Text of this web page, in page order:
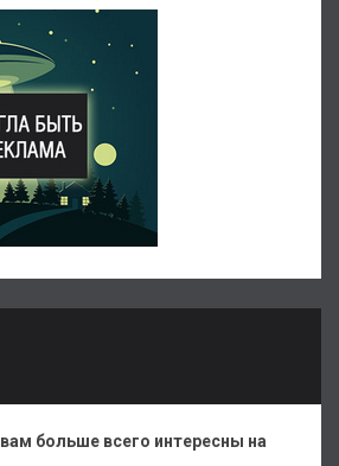
больше всего интересны на